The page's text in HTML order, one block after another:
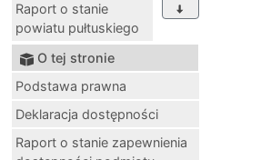
Raport o stanie
powiatu pułtuskiego
O tej stronie
Podstawa prawna
Deklaracja dostępności
Raport o stanie zapewnienia